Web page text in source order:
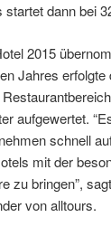
dann bei
2015
Jahres erfolgte
aufgewertet.
schnell
mit der
zu bringen”,
von alltours.